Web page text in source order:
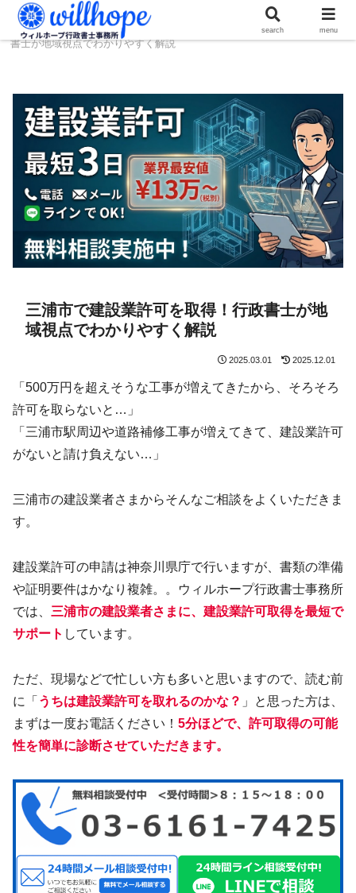
ホーム 建設コラム
三浦市で建設業許可を取得！行政
書士が地域視点でわかりやすく解説
三浦市で建設業許可を取得！行政書士が地
域視点でわかりやすく解説
2025.03.01 2025.12.01
「500万円を超えそうな工事が増えてきたから、そろそろ
許可を取らないと…」
「三浦市駅周辺や道路補修工事が増えてきて、建設業許可
がないと請け負えない…」
三浦市の建設業者さまからそんなご相談をよくいただきま
す。
建設業許可の申請は神奈川県庁で行いますが、書類の準備
や証明要件はかなり複雑。。ウィルホープ行政書士事務所
では、 三浦市の建設業者さまに、建設業許可取得を最短で
サポート しています。
ただ、現場などで忙しい方も多いと思いますので、読む前
に「 うちは建設業許可を取れるのかな？ 」と思った方は、
まずは一度お電話ください！ 5分ほどで、許可取得の可能
性を簡単に診断させていただきます。
search menu